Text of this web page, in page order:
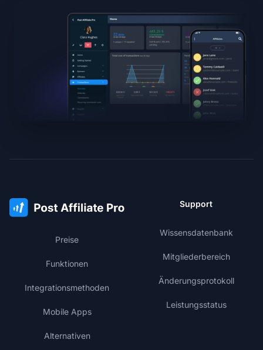
Preise
Funktionen
Integrationsmethoden
Mobile Apps
Alternativen
Support
Wissensdatenbank
Mitgliederbereich
Änderungsprotokoll
Leistungsstatus